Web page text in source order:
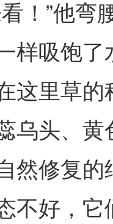
”他弯
样吸饱
这里草
乌头、
然修复的
不好，它